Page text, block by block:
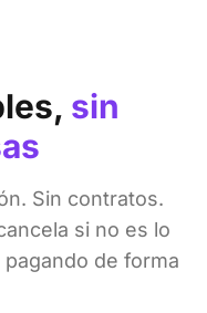
sin
Sin contratos.
si no es lo
de forma